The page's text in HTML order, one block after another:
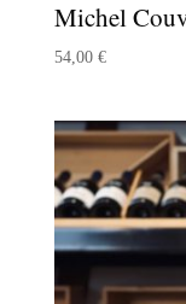
Michel
54,00 €